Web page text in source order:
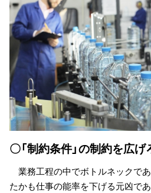
〇「制約条件」の制約を広げ
業務工程の中でボトルネックで
たかも仕事の能率を下げる元凶で